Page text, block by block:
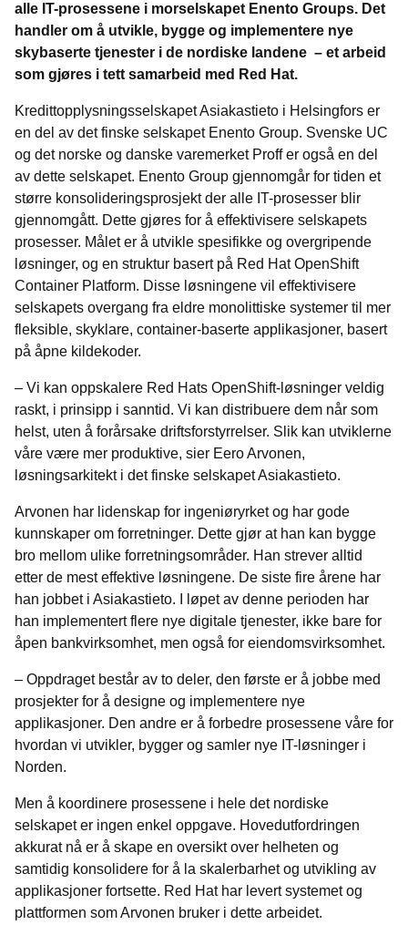
alle IT-prosessene i morselskapet Enento Groups. Det
handler om å utvikle, bygge og implementere nye
skybaserte tjenester i de nordiske landene – et arbeid
som gjøres i tett samarbeid med Red Hat.
Kredittopplysningsselskapet Asiakastieto i Helsingfors er
en del av det finske selskapet Enento Group. Svenske UC
og det norske og danske varemerket Proff er også en del
av dette selskapet. Enento Group gjennomgår for tiden et
større konsolideringsprosjekt der alle IT-prosesser blir
gjennomgått. Dette gjøres for å effektivisere selskapets
prosesser. Målet er å utvikle spesifikke og overgripende
løsninger, og en struktur basert på Red HatOpenShift
Container Platform. Disse løsningene vil effektivisere
selskapets overgang fra eldre monolittiske systemer til mer
fleksible, skyklare, container-baserte applikasjoner, basert
på åpne kildekoder.
– Vi kan oppskalere Red Hats OpenShift-løsninger veldig
raskt, i prinsipp i sanntid. Vi kan distribuere dem når som
helst, uten å forårsake driftsforstyrrelser. Slik kan utviklerne
våre være mer produktive, sier Eero Arvonen,
løsningsarkitekt i det finske selskapet Asiakastieto.
Arvonen har lidenskap for ingeniøryrket og har gode
kunnskaper om forretninger. Dette gjør at han kan bygge
bro mellom ulike forretningsområder. Han strever alltid
etter de mest effektive løsningene. De siste fire årene har
han jobbet i Asiakastieto. I løpet av denne perioden har
han implementert flere nye digitale tjenester, ikke bare for
åpen bankvirksomhet, men også for eiendomsvirksomhet.
– Oppdraget består av to deler, den første er å jobbe med
prosjekter for å designe og implementere nye
applikasjoner. Den andre er å forbedre prosessene våre for
hvordan vi utvikler, bygger og samler nye IT-løsninger i
Norden.
Men å koordinere prosessene i hele det nordiske
selskapet er ingen enkel oppgave. Hovedutfordringen
akkurat nå er å skape en oversikt over helheten og
samtidig konsolidere for å la skalerbarhet og utvikling av
applikasjoner fortsette. Red Hat har levert systemet og
plattformen som Arvonen bruker i dette arbeidet.